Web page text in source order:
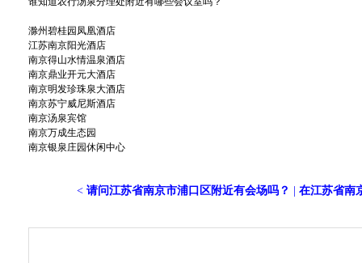
滁州碧桂园凤凰酒店
江苏南京阳光酒店
南京得山水情温泉酒店
南京鼎业开元大酒店
南京明发珍珠泉大酒店
南京苏宁威尼斯酒店
南京汤泉宾馆
南京万成生态园
南京银泉庄园休闲中心
< 请问江苏省南京市浦口区附近有会场吗？ 在江苏省南